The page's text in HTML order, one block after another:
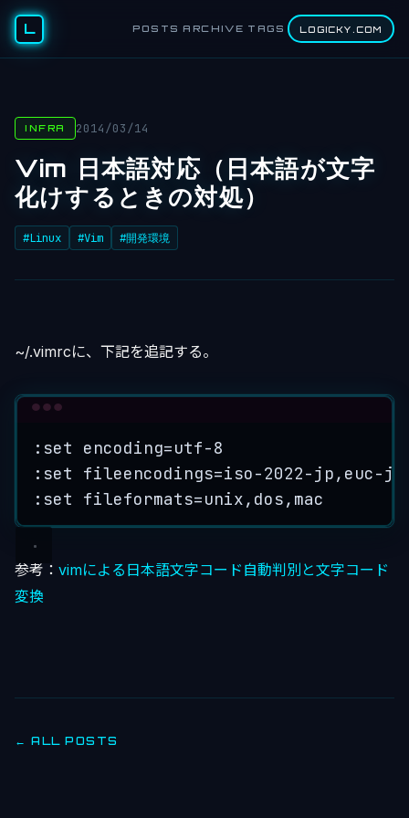
L POSTS ARCHIVE TAGS LOGICKY.COM
INFRA 2014/03/14
Vim 日本語対応（日本語が文字
化けするときの対処）
#Linux #Vim #開発環境
~/.vimrcに、下記を追記する。
:set
encoding=utf-8
:set
fileencodings=iso-2022-jp,euc-
:set
fileformats=unix,dos,mac
参考： vimによる日本語文字コード自動判別と文字コード
変換
← ALL POSTS